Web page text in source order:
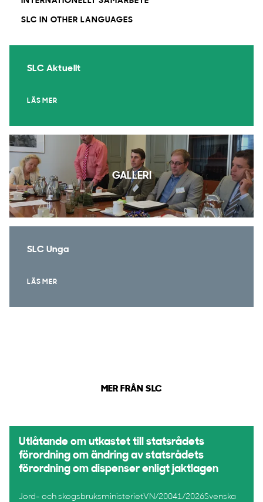
SLC IN OTHER LANGUAGES
SLC Aktuellt
LÄS MER
GALLERI
SLC Unga
LÄS MER
MER FRÅN SLC
Utlåtande om utkastet till statsrådets
förordning om ändring av statsrådets
förordning om dispenser enligt jaktlagen
Jord- och skogsbruksministerietVN/20041/2026Svenska